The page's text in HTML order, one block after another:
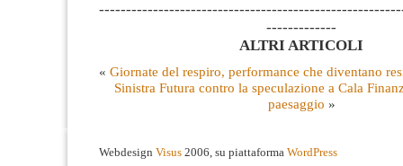
-------------
ALTRI ARTICOLI
« Giornate del respiro, performance che diventano
Sinistra Futura contro la speculazione a Cala
paesaggio »
Webdesign Visus 2006, su piattaforma WordPress